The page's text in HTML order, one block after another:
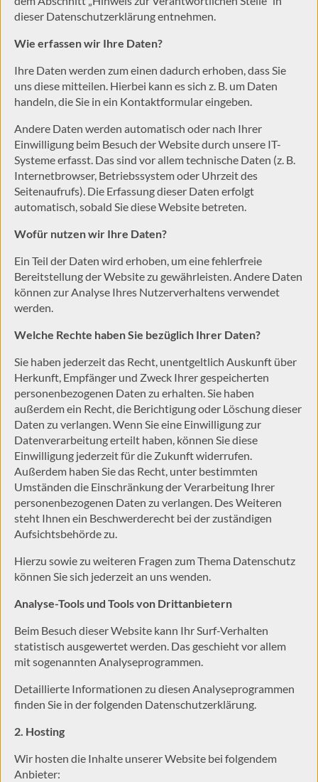
dieser Datenschutzerklärung entnehmen.
Wie erfassen wir Ihre Daten?
Ihre Daten werden zum einen dadurch erhoben, dass Sie
uns diese mitteilen. Hierbei kann es sich z. B. um Daten
handeln, die Sie in ein Kontaktformular eingeben.
Andere Daten werden automatisch oder nach Ihrer
Einwilligung beim Besuch der Website durch unsere IT-
Systeme erfasst. Das sind vor allem technische Daten (z. B.
Internetbrowser, Betriebssystem oder Uhrzeit des
Seitenaufrufs). Die Erfassung dieser Daten erfolgt
automatisch, sobald Sie diese Website betreten.
Wofür nutzen wir Ihre Daten?
Ein Teil der Daten wird erhoben, um eine fehlerfreie
Bereitstellung der Website zu gewährleisten. Andere Daten
können zur Analyse Ihres Nutzerverhaltens verwendet
werden.
Welche Rechte haben Sie bezüglich Ihrer Daten?
Sie haben jederzeit das Recht, unentgeltlich Auskunft über
Herkunft, Empfänger und Zweck Ihrer gespeicherten
personenbezogenen Daten zu erhalten. Sie haben
außerdem ein Recht, die Berichtigung oder Löschung dieser
Daten zu verlangen. Wenn Sie eine Einwilligung zur
Datenverarbeitung erteilt haben, können Sie diese
Einwilligung jederzeit für die Zukunft widerrufen.
Außerdem haben Sie das Recht, unter bestimmten
Umständen die Einschränkung der Verarbeitung Ihrer
personenbezogenen Daten zu verlangen. Des Weiteren
steht Ihnen ein Beschwerderecht bei der zuständigen
Aufsichtsbehörde zu.
Hierzu sowie zu weiteren Fragen zum Thema Datenschutz
können Sie sich jederzeit an uns wenden.
Analyse-Tools und Tools von Dritt­anbietern
Beim Besuch dieser Website kann Ihr Surf-Verhalten
statistisch ausgewertet werden. Das geschieht vor allem
mit sogenannten Analyseprogrammen.
Detaillierte Informationen zu diesen Analyseprogrammen
finden Sie in der folgenden Datenschutzerklärung.
2. Hosting
Wir hosten die Inhalte unserer Website bei folgendem
Anbieter:
Rechtsbehelfsmöglichkeiten, verarbeitet werden. Wenn Sie auf "Nur
Übermittlung nicht statt. Weitere Informationen über die Verwendung